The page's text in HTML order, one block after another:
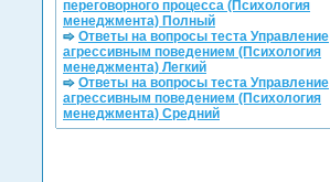
переговорного процесса (Психология
менеджмента) Полный
Ответы на вопросы теста Управление
агрессивным поведением (Психология
менеджмента) Легкий
Ответы на вопросы теста Управление
агрессивным поведением (Психология
менеджмента) Средний